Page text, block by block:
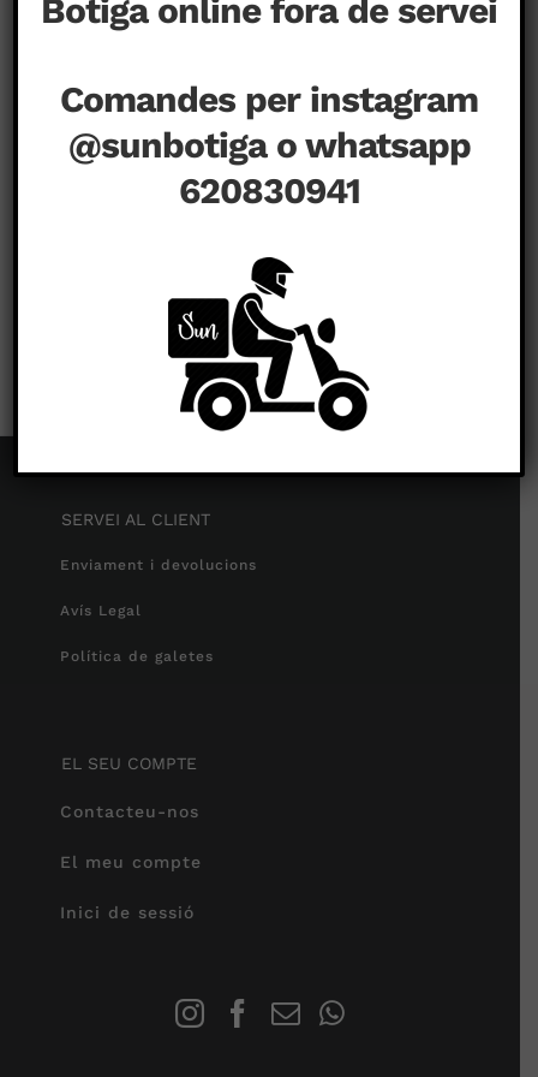
SERVEI AL CLIENT
Enviament i devolucions
Avís Legal
Política de galetes
EL SEU COMPTE
Contacteu-nos
El meu compte
Inici de sessió
Botiga online fora de servei
Comandes per instagram
@sunbotiga o whatsapp
620830941